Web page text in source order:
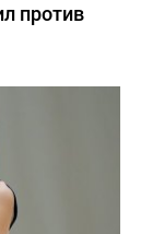
против